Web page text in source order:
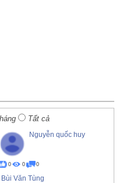
Tất cả
Nguyễn quốc huy
0 0 0
Bùi Văn Tùng